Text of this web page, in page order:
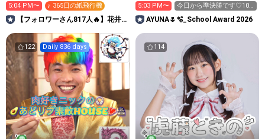
5:04 PM〜 ♪ 365日の紙飛行機
【フォロワーさん817人🔥】花井
5:03 PM〜
今日から準決勝です♡100
キラ応援お願いします！
AYUNA🌷🫧_School Award 2026
122 Daily 836 days 114